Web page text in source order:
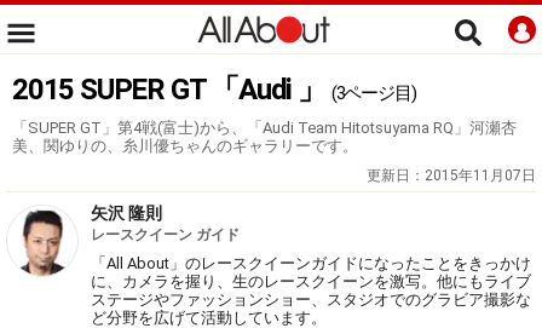
2015 SUPER GT 「Audi 」 (3ページ目)
「SUPER GT」第4戦(富士)から、「Audi Team Hitotsuyama RQ」河瀬杏
美、関ゆりの、糸川優ちゃんのギャラリーです。
更新日： 2015年11月07日
矢沢 隆則
レースクイーン ガイド
「All About」のレースクイーンガイドになったことをきっかけ
に、カメラを握り、生のレースクイーンを激写。他にもライブ
ステージやファッションショー、スタジオでのグラビア撮影な
ど分野を広げて活動しています。